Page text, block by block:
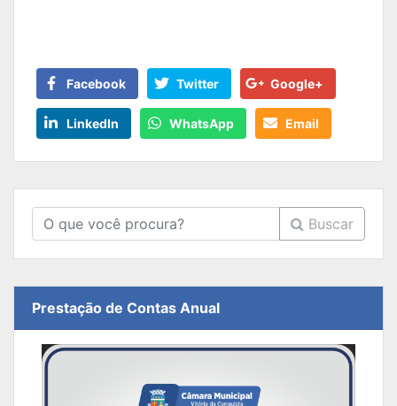
Facebook Twitter Google+
LinkedIn WhatsApp Email
Buscar
Prestação de Contas Anual